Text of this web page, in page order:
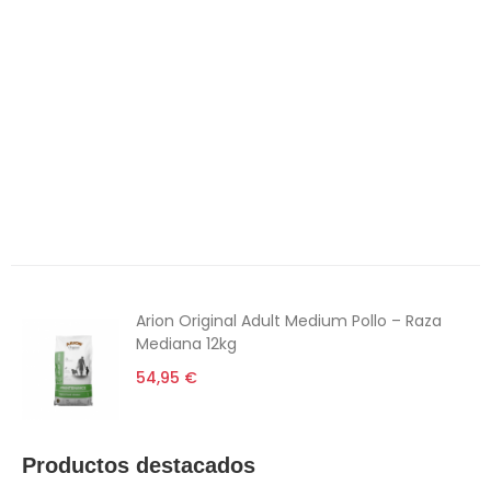
Arion Original Adult Medium Pollo – Raza
Mediana 12kg
54,95 €
Productos destacados